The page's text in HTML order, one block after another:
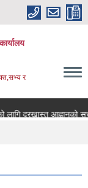
र
लागि दरखास्त आह्वानको